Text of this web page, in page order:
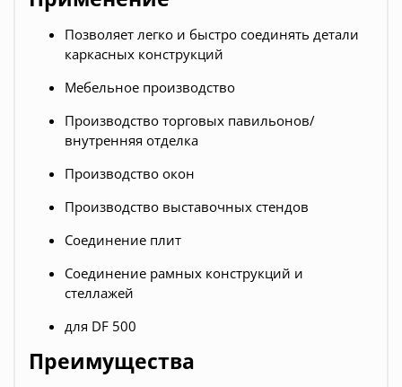
Позволяет легко и быстро соединять детали
каркасных конструкций
Мебельное производство
Производство торговых павильонов/
внутренняя отделка
Производство окон
Производство выставочных стендов
Соединение плит
Соединение рамных конструкций и
стеллажей
для DF 500
Преимущества